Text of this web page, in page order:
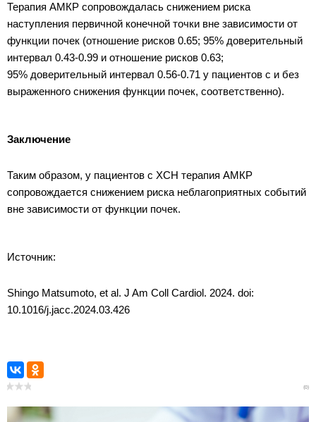
Терапия АМКР сопровождалась снижением риска
наступления первичной конечной точки вне зависимости от
функции почек (отношение рисков 0.65; 95% доверительный
интервал 0.43-0.99 и отношение рисков 0.63;
95% доверительный интервал 0.56-0.71 у пациентов с и без
выраженного снижения функции почек, соответственно).
Заключение
Таким образом, у пациентов с ХСН терапия АМКР
сопровождается снижением риска неблагоприятных событий
вне зависимости от функции почек.
Источник:
Shingo Matsumoto, et al. J Am Coll Cardiol. 2024. doi:
10.1016/j.jacc.2024.03.426
(0)